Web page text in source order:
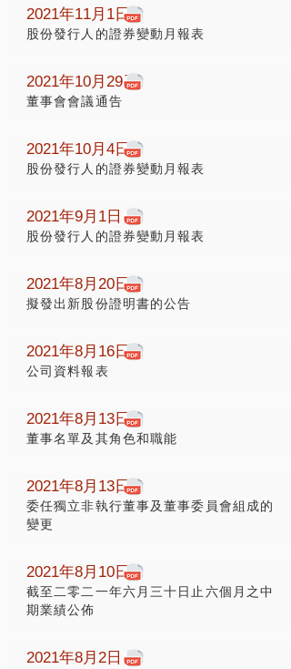
2021年11月1日
股份發行人的證券變動月報表
2021年10月29日
董事會會議通告
2021年10月4日
股份發行人的證券變動月報表
2021年9月1日
股份發行人的證券變動月報表
2021年8月20日
擬發出新股份證明書的公告
2021年8月16日
公司資料報表
2021年8月13日
董事名單及其角色和職能
2021年8月13日
委任獨立非執行董事及董事委員會組成的
變更
2021年8月10日
截至二零二一年六月三十日止六個月之中
期業績公佈
2021年8月2日